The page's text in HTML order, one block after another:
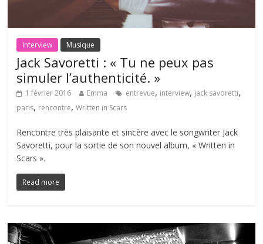
Interview Musique
Jack Savoretti : « Tu ne peux pas
simuler l’authenticité. »
1 février 2016 Emma entrevue, interview, jack savoretti,
paris, rencontre,Written in Scars
Rencontre très plaisante et sincère avec le songwriter Jack
Savoretti, pour la sortie de son nouvel album, « Written in
Scars ».
Read more